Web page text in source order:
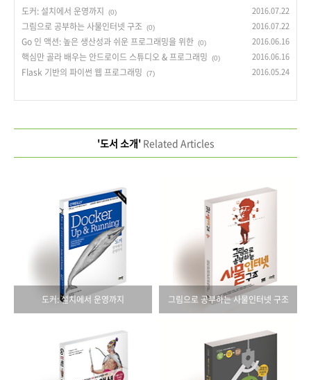
도커: 설치에서 운영까지
(0) 2016.07.22
그림으로 공부하는 사물인터넷 구조 (0) 2016.07.22
Go 인 액션: 높은 생산성과 쉬운 프로그래밍을 위한 (0) 2016.06.16
핵심만 골라 배우는 안드로이드 스튜디오 & 프로그래밍 (0) 2016.06.16
Flask 기반의 파이썬 웹 프로그래밍 (7) 2016.05.24
'도서 소개'Related Articles
도커: 설치에서 운영까지 그림으로 공부하는 사물인터넷 구조